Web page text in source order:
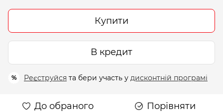
Купити
В кредит
% Реєструйся та бери участь у дисконтній програмі
До обраного Порівняти